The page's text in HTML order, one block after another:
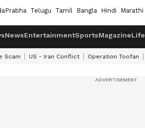
Telugu Tamil Bangla Hindi Marathi
NewsEntertainmentSportsMagazineLife
Scam US - Iran Conflict Operation Toofan